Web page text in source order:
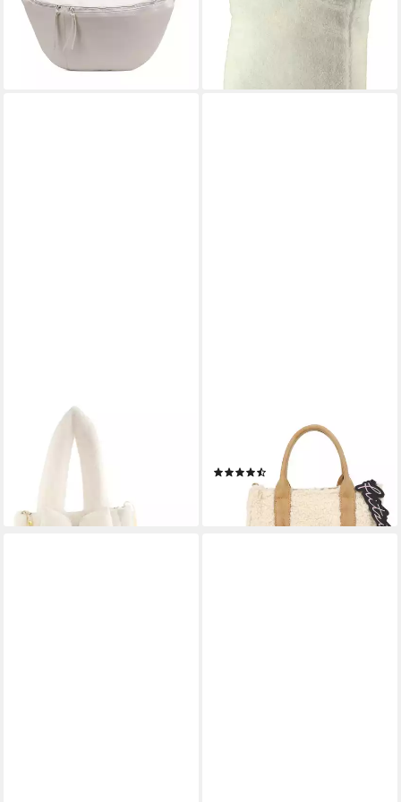
Umhängetasche Hüfttasche
Plüsch Fell
-42%
lieferbar - in 2-3 Werktagen bei dir
Beuteltasche Beuteltasche
aus Kunstfell (1-tlg)
lieferbar - in 2-3 Werktagen bei dir
Limited Teddy, mit kuschelig-
weicher Oberfläche
(7)
69,99 €
lieferbar - in 2-3 Werktagen bei dir